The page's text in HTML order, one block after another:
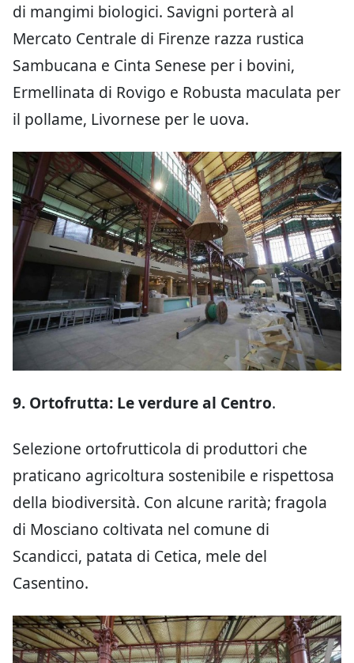
di mangimi biologici. Savigni porterà al
Mercato Centrale di Firenze razza rustica
Sambucana e Cinta Senese per i bovini,
Ermellinata di Rovigo e Robusta maculata per
il pollame, Livornese per le uova.
9. Ortofrutta: Le verdure al Centro.
Selezione ortofrutticola di produttori che
praticano agricoltura sostenibile e rispettosa
della biodiversità. Con alcune rarità; fragola
di Mosciano coltivata nel comune di
Scandicci, patata di Cetica, mele del
Casentino.